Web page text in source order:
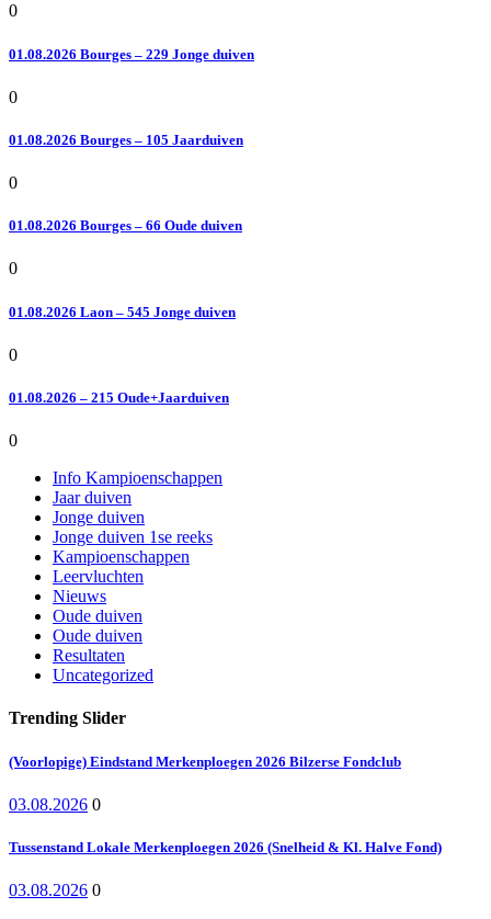
0
01.08.2026 Bourges – 229 Jonge duiven
0
01.08.2026 Bourges – 105 Jaarduiven
0
01.08.2026 Bourges – 66 Oude duiven
0
01.08.2026 Laon – 545 Jonge duiven
0
01.08.2026 – 215 Oude+Jaarduiven
0
Info Kampioenschappen
Jaar duiven
Jonge duiven
Jonge duiven 1se reeks
Kampioenschappen
Leervluchten
Nieuws
Oude duiven
Oude duiven
Resultaten
Uncategorized
Trending Slider
(Voorlopige) Eindstand Merkenploegen 2026 Bilzerse Fondclub
03.08.2026 0
Tussenstand Lokale Merkenploegen 2026 (Snelheid & Kl. Halve Fond)
03.08.2026 0